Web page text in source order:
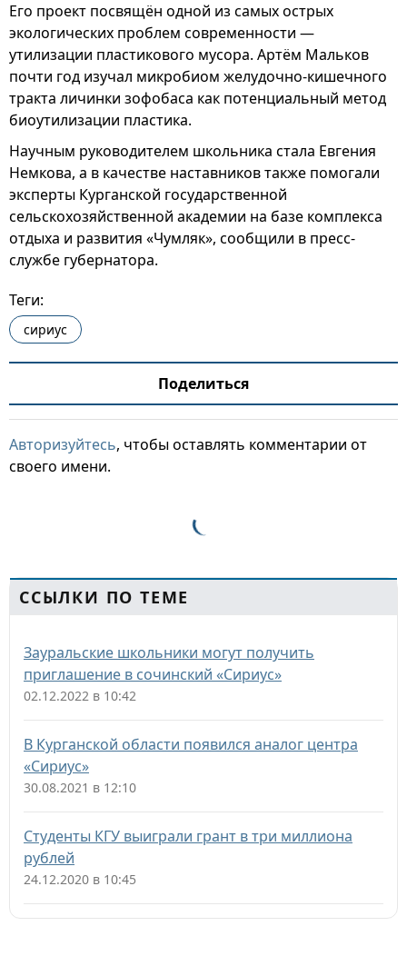
Его проект посвящён одной из самых острых
экологических проблем современности —
утилизации пластикового мусора. Артём Мальков
почти год изучал микробиом желудочно-кишечного
тракта личинки зофобаса как потенциальный метод
биоутилизации пластика.
Научным руководителем школьника стала Евгения
Немкова, а в качестве наставников также помогали
эксперты Курганской государственной
сельскохозяйственной академии на базе комплекса
отдыха и развития «Чумляк», сообщили в пресс-
службе губернатора.
Теги:
сириус
Поделиться
Авторизуйтесь, чтобы оставлять комментарии от
своего имени.
ССЫЛКИ ПО ТЕМЕ
Зауральские школьники могут получить
приглашение в сочинский «Сириус»
02.12.2022 в 10:42
В Курганской области появился аналог центра
«Сириус»
30.08.2021 в 12:10
Студенты КГУ выиграли грант в три миллиона
рублей
24.12.2020 в 10:45